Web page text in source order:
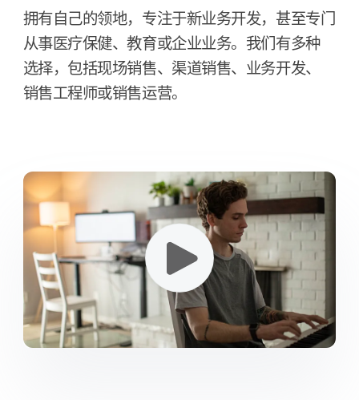
拥有​自己​的​领地，​专注于​新​业务​开发，​甚至​专门​
从事​医​疗​保健、​教育​或​企业​业务。​我们​有​多​种​
选择，​包括​现场​销售、​渠道​销售、​业务​开发、​
销售​工程师​或​销售​运营。